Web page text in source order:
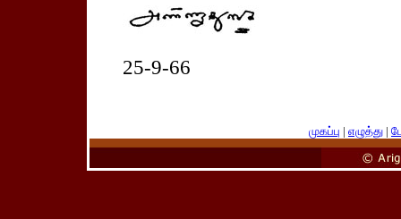
25-9-66
முகப்பு | எழுத்து |